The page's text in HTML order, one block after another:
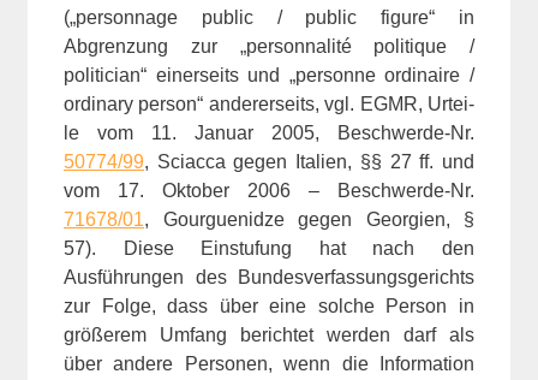
(„personnage public / public figure“ in
Abgrenzung zur „personnalité politique /
politician“ einerseits und „personne ordinaire /
ordinary person“ andererseits, vgl. EGMR, Urtei-
le vom 11. Januar 2005, Beschwerde-Nr.
50774/99, Sciacca gegen Italien, §§ 27 ff. und
vom 17. Oktober 2006 – Beschwerde-Nr.
71678/01, Gourguenidze gegen Georgien, §
57). Diese Einstufung hat nach den
Ausführungen des Bundesverfassungsgerichts
zur Folge, dass über eine solche Person in
größerem Umfang berichtet werden darf als
über andere Personen, wenn die Information